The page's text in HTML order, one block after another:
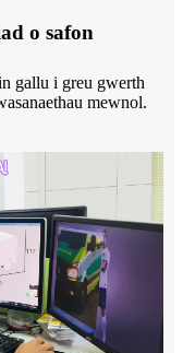
o safon
gallu i greu gwerth
mewnol.